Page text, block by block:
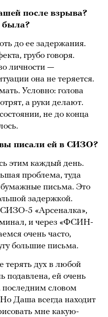
после взрыва?
была?
до ее задержания.
грубо говоря.
личности —
она не теряется.
Условно: голова
а руки делают.
не до конца
писали ей в СИЗО?
этим каждый день.
проблема, туда
письма. Это
задержкой.
5 «Арсеналка»,
и через «ФСИН-
очень часто,
большие письма.
терять дух в любой
подавлена, ей очень
словом
Даша всегда находит
мне какую-